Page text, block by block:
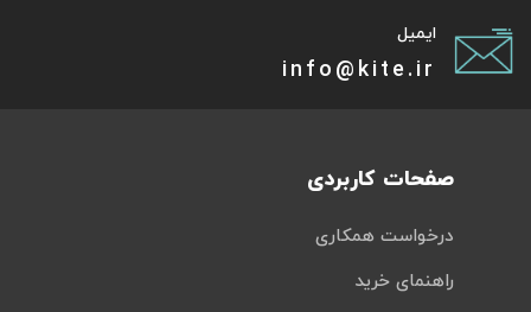
ایمیل
info@kite.ir
صفحات کاربردی
درخواست همکاری
راهنمای خرید